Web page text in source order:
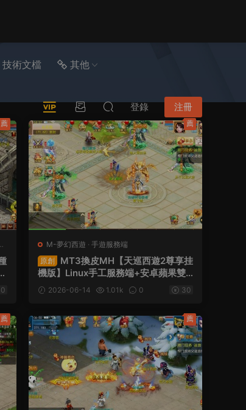
技術文檔 其他
登錄 注冊
薦
M-夢幻西遊 · 手遊服務端
原創
MT3換皮MH【天巡西遊2尊享挂
機版】Linux手工服務端+安卓蘋果雙
端+GM後台+全套源碼+視頻架設教程
2026-06-14 1.01k 0 30
薦
薦 薦